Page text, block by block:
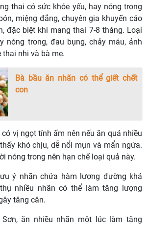
thai có sức khỏe yếu, hay nóng trong
miệng đắng, chuyên gia khuyến cáo
đặc biệt khi mang thai 7-8 tháng. Loại
nóng trong, đau bụng, chảy máu, ảnh
nhi và bà mẹ.
Bà bầu ăn nhãn có thể giết chết
con
vị ngọt tính ấm nên nếu ăn quá nhiều
khó chịu, dễ nổi mụn và mẩn ngứa.
nóng trong nên hạn chế loại quả này.
ý nhãn chứa hàm lượng đường khá
nhiều nhãn có thể làm tăng lượng
tăng cân.
ăn nhiều nhãn một lúc làm tăng